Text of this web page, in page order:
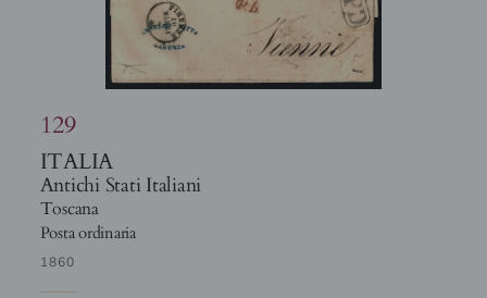
129
ITALIA
Antichi Stati Italiani
Toscana
Posta ordinaria
1860